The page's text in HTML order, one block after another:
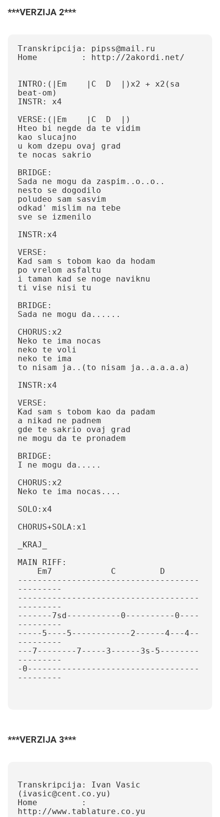
***VERZIJA 2***
Transkripcija: pipss@mail.ru
Home         : http://2akordi.net/
INTRO:(|Em    |C  D  |)x2 + x2(sa
beat-om)
INSTR: x4
VERSE:(|Em    |C  D  |)
Hteo bi negde da te vidim
kao slucajno
u kom dzepu ovaj grad
te nocas sakrio
BRIDGE:
Sada ne mogu da zaspim..o..o..
nesto se dogodilo
poludeo sam sasvim
odkad' mislim na tebe
sve se izmenilo
INSTR:x4
VERSE:
Kad sam s tobom kao da hodam
po vrelom asfaltu
i taman kad se noge naviknu
ti vise nisi tu
BRIDGE:
Sada ne mogu da......
CHORUS:x2
Neko te ima nocas
neko te voli
neko te ima
to nisam ja..(to nisam ja..a.a.a.a)
INSTR:x4
VERSE:
Kad sam s tobom kao da padam
a nikad ne padnem
gde te sakrio ovaj grad
ne mogu da te pronadem
BRIDGE:
I ne mogu da.....
CHORUS:x2
Neko te ima nocas....
SOLO:x4
CHORUS+SOLA:x1
_KRAJ_
MAIN RIFF:
-------------------------------------
---------
-------------------------------------
---------
-------7sd-----------0----------0----
---------
-----5----5------------2------4---4--
---------
---7--------7-----3------3s-5--------
---------
-0-----------------------------------
---------
***VERZIJA 3***
Transkripcija: Ivan Vasic
(ivasic@cent.co.yu)
Home         :
http://www.tablature.co.yu